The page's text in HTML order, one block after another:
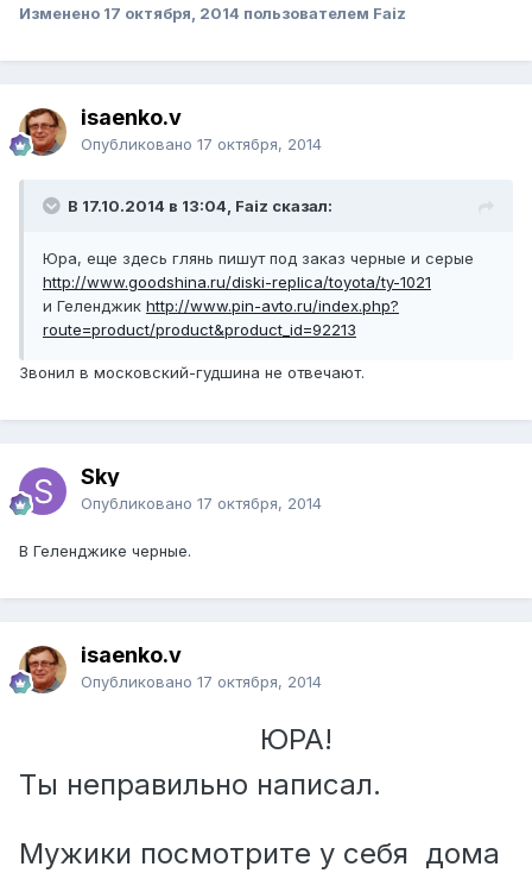
Изменено 17 октября, 2014 пользователем Faiz
isaenko.v
Опубликовано 17 октября, 2014
В 17.10.2014 в 13:04, Faiz сказал:
Юра, еще здесь глянь пишут под заказ черные и серые
http://www.goodshina.ru/diski-replica/toyota/ty-1021
и Геленджик http://www.pin-avto.ru/index.php?
route=product/product&product_id=92213
Звонил в московский-гудшина не отвечают.
Sky
Опубликовано 17 октября, 2014
В Геленджике черные.
isaenko.v
Опубликовано 17 октября, 2014
ЮРА!
Ты неправильно написал.
Мужики посмотрите у себя дома